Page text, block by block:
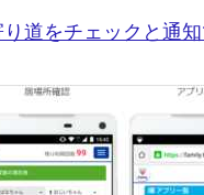
道をチェックと通